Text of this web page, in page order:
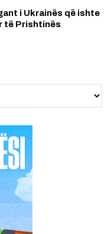
i Ukrainës që ishte
të Prishtinës